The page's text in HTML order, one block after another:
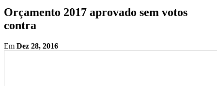
Orçamento 2017 aprovado sem votos
contra
Em Dez 28, 2016